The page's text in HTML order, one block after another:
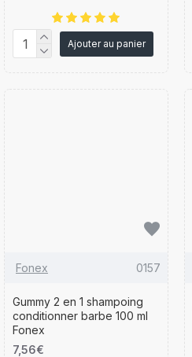
Ajouter au panier
Fonex 0157
Gummy 2 en 1 shampoing
conditionner barbe 100 ml
Fonex
7,56€